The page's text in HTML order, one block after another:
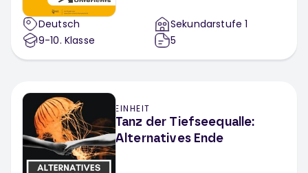
Deutsch
9-10. Klasse
Sekundarstufe 1
5
EINHEIT
Tanz der Tiefseequalle:
Alternatives Ende